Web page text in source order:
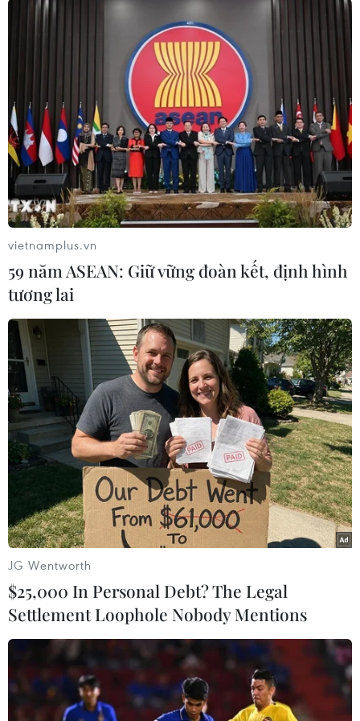
#Chính biến ở Sudan
#Chuyển tiếp chính trị
#Lệnh giới nghiêm
#Omar al-Bashir Sudan
TIN LIÊN QUAN
Sudan: Tổng thống bị lật đổ Omar al-
vietnamplus.vn
59 năm ASEAN: Giữ vững đoàn kết, định hình
tương lai
JG Wentworth
$25,000 In Personal Debt? The Legal
Settlement Loophole Nobody Mentions